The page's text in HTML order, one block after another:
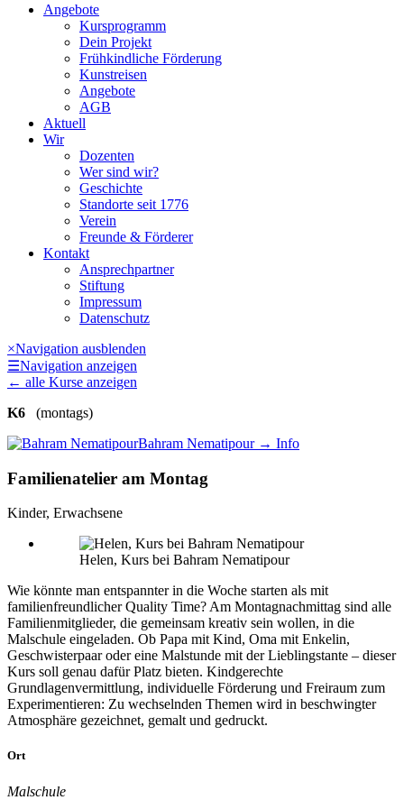
Angebote
Kursprogramm
Dein Projekt
Frühkindliche Förderung
Kunstreisen
Angebote
AGB
Aktuell
Wir
Dozenten
Wer sind wir?
Geschichte
Standorte seit 1776
Verein
Freunde & Förderer
Kontakt
Ansprechpartner
Stiftung
Impressum
Datenschutz
×Navigation ausblenden
☰Navigation anzeigen
← alle Kurse anzeigen
K6
(montags)
Bahram Nematipour→ Info
Familienatelier am Montag
Kinder, Erwachsene
Helen, Kurs bei Bahram Nematipour
Wie könnte man entspannter in die Woche starten als mit
familienfreundlicher Quality Time? Am Montagnachmittag sind alle
Familienmitglieder, die gemeinsam kreativ sein wollen, in die
Malschule eingeladen. Ob Papa mit Kind, Oma mit Enkelin,
Geschwisterpaar oder eine Malstunde mit der Lieblingstante – dieser
Kurs soll genau dafür Platz bieten. Kindgerechte
Grundlagenvermittlung, individuelle Förderung und Freiraum zum
Experimentieren: Zu wechselnden Themen wird in beschwingter
Atmosphäre gezeichnet, gemalt und gedruckt.
Ort
Malschule